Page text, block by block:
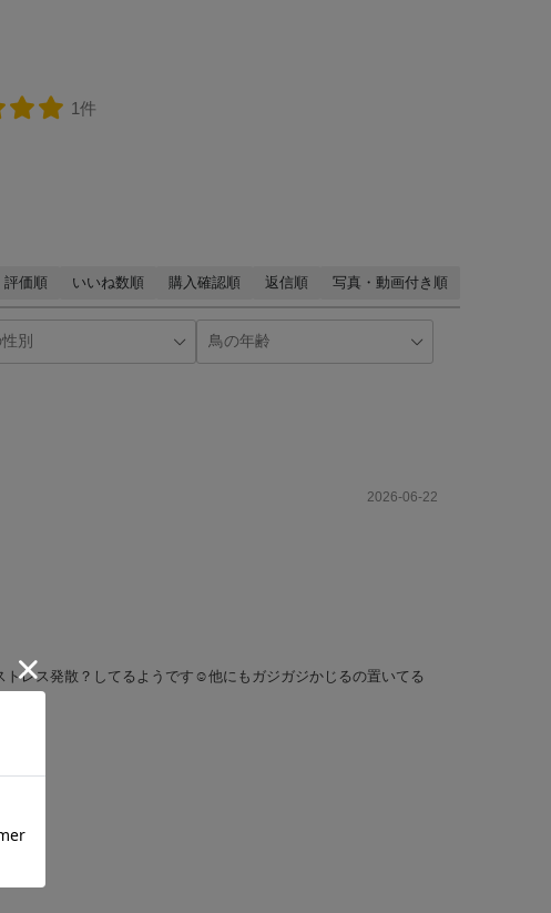
1件
評価順 いいね数順 購入確認順 返信順 写真・動画付き順
2026-06-22
レス発散？してるようです☺️他にもガジガジかじるの置いてる